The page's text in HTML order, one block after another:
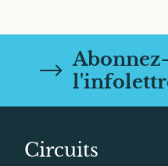
Circuits